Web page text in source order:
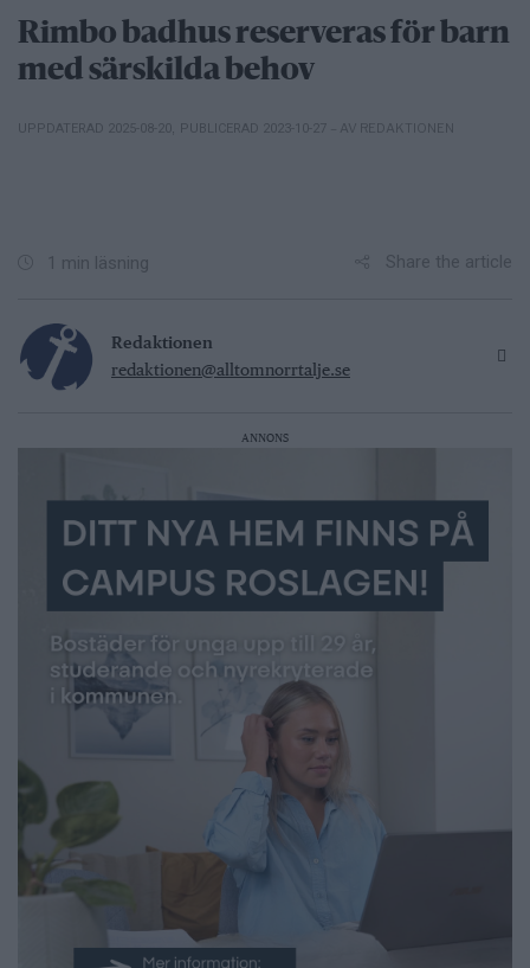
Rimbo badhus reserveras för barn
med särskilda behov
UPPDATERAD 2025-08-20 PUBLICERAD 2023-10-27 – AV REDAKTIONEN
1 min läsning Share the article
Redaktionen
redaktionen@alltomnorrtalje.se
ANNONS